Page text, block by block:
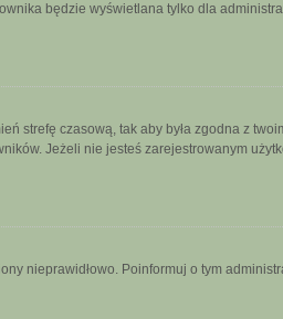
będzie wyświetlana tylko dla
strefę czasową, tak aby była zgodna z
Jeżeli nie jesteś zarejestrowanym
nieprawidłowo. Poinformuj o tym